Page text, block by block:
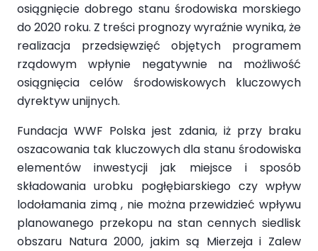
osiągnięcie dobrego stanu środowiska morskiego
do 2020 roku. Z treści prognozy wyraźnie wynika, że
realizacja przedsięwzięć objętych programem
rządowym wpłynie negatywnie na możliwość
osiągnięcia celów środowiskowych kluczowych
dyrektyw unijnych.
Fundacja WWF Polska jest zdania, iż przy braku
oszacowania tak kluczowych dla stanu środowiska
elementów inwestycji jak miejsce i sposób
składowania urobku pogłębiarskiego czy wpływ
lodołamania zimą , nie można przewidzieć wpływu
planowanego przekopu na stan cennych siedlisk
obszaru Natura 2000, jakim są Mierzeja i Zalew